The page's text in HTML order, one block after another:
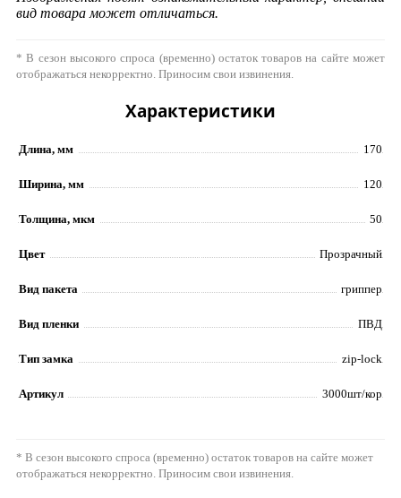
вид товара может отличаться.
* В сезон высокого спроса (временно) остаток товаров на сайте может
отображаться некорректно. Приносим свои извинения.
Характеристики
Длина, мм 170
Ширина, мм 120
Толщина, мкм 50
Цвет Прозрачный
Вид пакета гриппер
Вид пленки ПВД
Тип замка zip-lock
Артикул 3000шт/кор
* В сезон высокого спроса (временно) остаток товаров на сайте может
отображаться некорректно. Приносим свои извинения.